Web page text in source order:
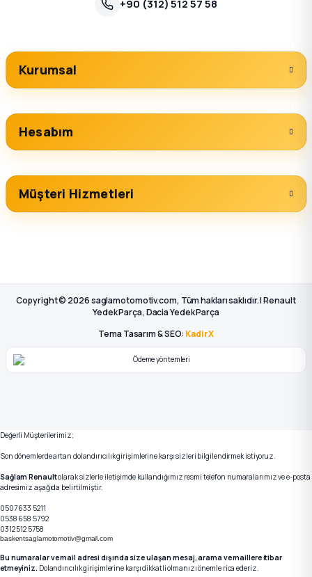
+90 (312) 512 57 58
Kurumsal
Hesabım
Müşteri Hizmetleri
Copyright © 2026 saglamotomotiv.com, Tüm hakları saklıdır. | Renault
Yedek Parça, Dacia Yedek Parça
Tema Tasarım & SEO: KadirX
Değerli Müşterilerimiz;
Son dönemlerde artan dolandırıcılık girişimlerine karşı sizleri bilgilendirmek istiyoruz.
Sağlam Renaultolarak sizlerle iletişimde kullandığımız resmi telefon numaralarımız ve e-posta
adresimiz aşağıda belirtilmiştir.
0507 633 5211
0538 658 5792
0312 512 5758
baskentsaglamotomotiv@gmail.com
Bu numaralar ve mail adresi dışında size ulaşan mesaj, arama ve maillere itibar
etmeyiniz. Dolandırıcılık girişimlerine karşı dikkatli olmanızı önemle rica ederiz.